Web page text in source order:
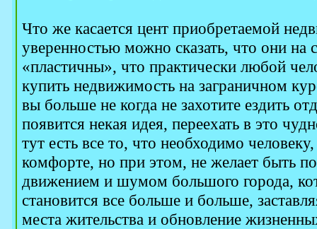
Что же касается цент приобретаемой
уверенностью можно сказать, что они на
«пластичны», что практически любой
купить недвижимость на заграничном
вы больше не когда не захотите ездить
появится некая идея, переехать в это
тут есть все то, что необходимо
комфорте, но при этом, не желает быть
движением и шумом большого города,
становится все больше и больше,
места жительства и обновление